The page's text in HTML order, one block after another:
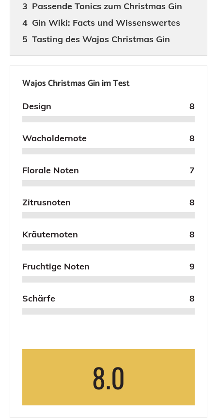
Passende Tonics zum Christmas Gin
Gin Wiki: Facts und Wissenswertes
Tasting des Wajos Christmas Gin
Wajos Christmas Gin im Test
Design 8
Wacholdernote 8
Florale Noten 7
Zitrusnoten 8
Kräuternoten 8
Fruchtige Noten 9
Schärfe 8
8.0